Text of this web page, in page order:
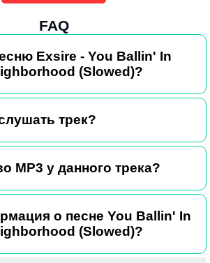
FAQ
Exsire - You Ballin' In
(Slowed)?
трек?
MP3 у данного трека?
о песне You Ballin' In
(Slowed)?